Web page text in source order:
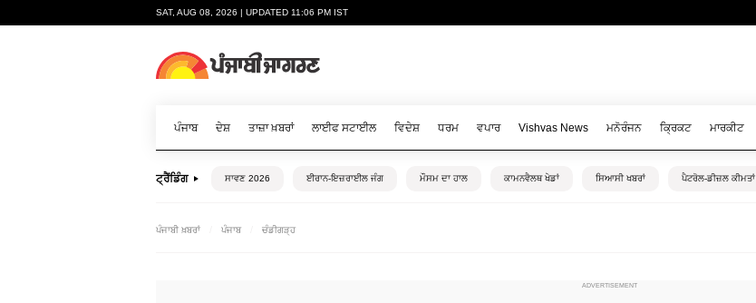
SAT, AUG 08, 2026 | UPDATED 11:06 PM IST
ਪੰਜਾਬ ਦੇਸ਼ ਤਾਜ਼ਾ ਖ਼ਬਰਾਂ ਲਾਈਫ ਸਟਾਈਲ ਵਿਦੇਸ਼ ਧਰਮ ਵਪਾਰ Vishvas News ਮਨੋਰੰਜਨ ਕ੍ਰਿਕਟ ਮਾਰਕੀਟ
ਟ੍ਰੈਂਡਿੰਗ ਸਾਵਣ 2026 ਈਰਾਨ-ਇਜ਼ਰਾਈਲ ਜੰਗ ਮੌਸਮ ਦਾ ਹਾਲ ਕਾਮਨਵੈਲਥ ਖੇਡਾਂ ਸਿਆਸੀ ਖਬਰਾਂ ਪੈਟਰੋਲ-ਡੀਜ਼ਲ ਕੀਮਤਾਂ
ਪੰਜਾਬੀ ਖ਼ਬਰਾਂ ਪੰਜਾਬ ਚੰਡੀਗੜ੍ਹ